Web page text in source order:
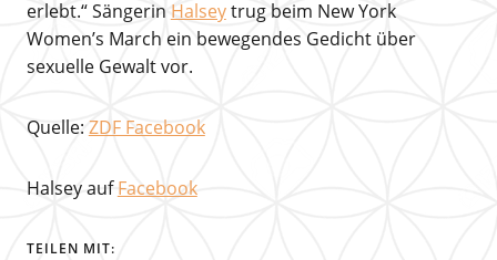
erlebt.“ Sängerin Halseytrug beim New York
Women’s March ein bewegendes Gedicht über
sexuelle Gewalt vor.
Quelle: ZDF Facebook
Halsey aufFacebook
TEILEN MIT: